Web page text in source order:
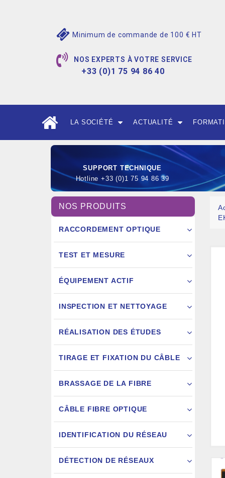
Minimum de commande de 100 € HT
NOS EXPERTS À VOTRE SERVICE
+33 (0)1 75 94 86 40
LA SOCIÉTÉ ACTUALITÉ
SUPPORT TECHNIQUE
Hotline +33 (0)1 75 94 86 39
NOS PRODUITS
RACCORDEMENT OPTIQUE
TEST ET MESURE
ÉQUIPEMENT ACTIF
INSPECTION ET NETTOYAGE
RÉALISATION DES ÉTUDES
TIRAGE ET FIXATION DU CÂBLE
BRASSAGE DE LA FIBRE
CÂBLE FIBRE OPTIQUE
IDENTIFICATION DU RÉSEAU
DÉTECTION DE RÉSEAUX